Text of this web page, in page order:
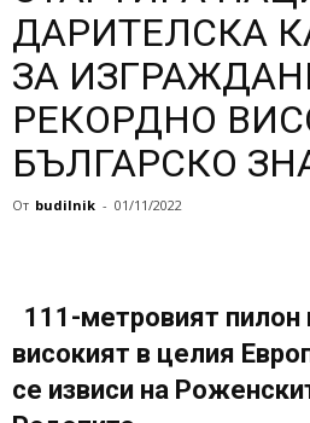
ДАРИТЕЛСКА
ЗА
РЕКОРДНО
БЪЛГАРСКО
От budilnik - 01/11/2022
111-метровият
високият в целия
се извиси на